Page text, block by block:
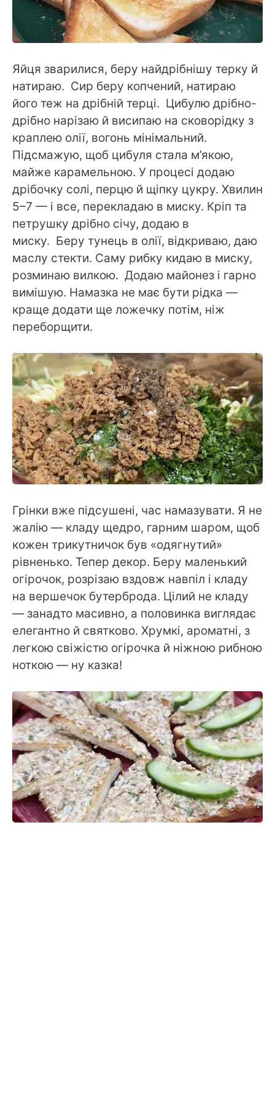
Яйця зварилися, беру найдрібнішу терку й
натираю. Сир беру копчений, натираю
його теж на дрібній терці. Цибулю дрібно-
дрібно нарізаю й висипаю на сковорідку з
краплею олії, вогонь мінімальний.
Підсмажую, щоб цибуля стала м’якою,
майже карамельною. У процесі додаю
дрібочку солі, перцю й щіпку цукру. Хвилин
5–7 — і все, перекладаю в миску. Кріп та
петрушку дрібно січу, додаю в
миску. Беру тунець в олії, відкриваю, даю
маслу стекти. Саму рибку кидаю в миску,
розминаю вилкою. Додаю майонез і гарно
вимішую. Намазка не має бути рідка —
краще додати ще ложечку потім, ніж
переборщити.
Грінки вже підсушені, час намазувати. Я не
жалію — кладу щедро, гарним шаром, щоб
кожен трикутничок був «одягнутий»
рівненько. Тепер декор. Беру маленький
огірочок, розрізаю вздовж навпіл і кладу
на вершечок бутерброда. Цілий не кладу
— занадто масивно, а половинка виглядає
елегантно й святково. Хрумкі, ароматні, з
легкою свіжістю огірочка й ніжною рибною
ноткою — ну казка!